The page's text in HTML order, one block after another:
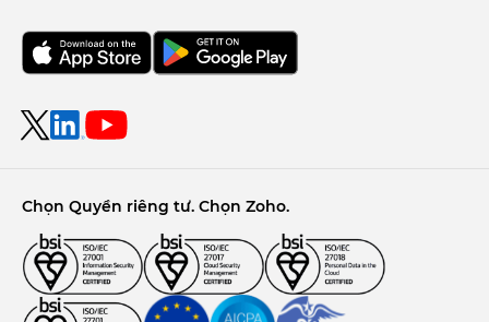
Chọn Quyền riêng tư. Chọn Zoho.